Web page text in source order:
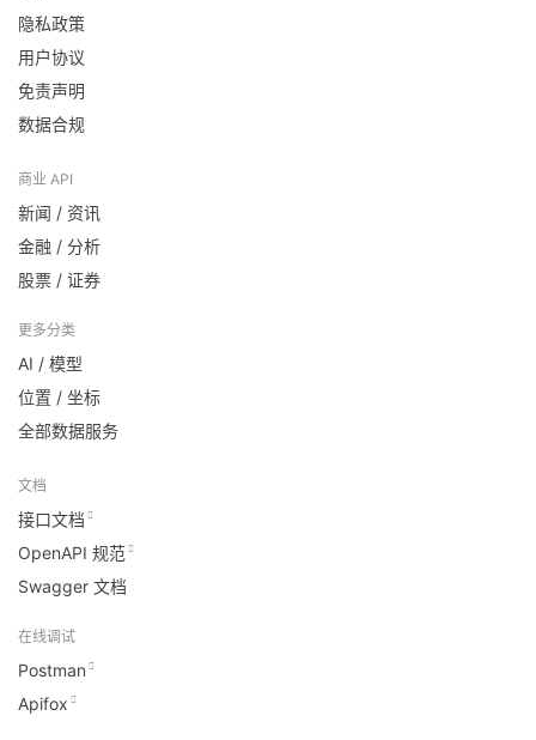
隐私政策
用户协议
免责声明
数据合规
商业 API
新闻 / 资讯
金融 / 分析
股票 / 证券
更多分类
AI / 模型
位置 / 坐标
全部数据服务
文档
接口文档
OpenAPI 规范
Swagger 文档
在线调试
Postman
Apifox